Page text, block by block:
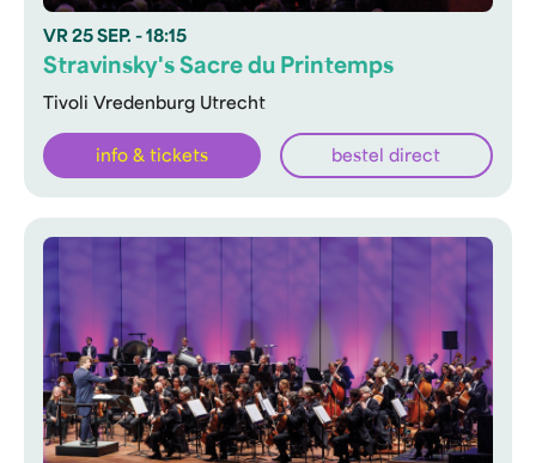
VR 25 SEP. - 18:15
Tivoli Vredenburg Utrecht
Stravinsky's Sacre du Printemps
info & tickets bestel direct